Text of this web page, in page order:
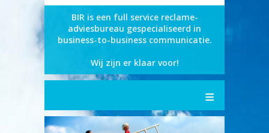
BIR is een full service reclame­
adviesbureau gespecialiseerd in
business-to-business communicatie.
Wij zijn er klaar voor!
Over BIR